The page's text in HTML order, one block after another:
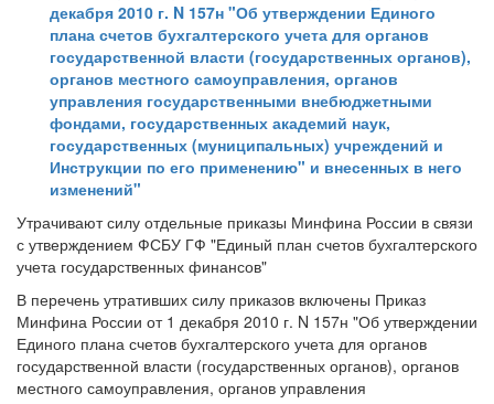
декабря 2010 г. N 157н "Об утверждении Единого
плана счетов бухгалтерского учета для органов
государственной власти (государственных органов),
органов местного самоуправления, органов
управления государственными внебюджетными
фондами, государственных академий наук,
государственных (муниципальных) учреждений и
Инструкции по его применению" и внесенных в него
изменений"
Утрачивают силу отдельные приказы Минфина России в связи
с утверждением ФСБУ ГФ "Единый план счетов бухгалтерского
учета государственных финансов"
В перечень утративших силу приказов включены Приказ
Минфина России от 1 декабря 2010 г. N 157н "Об утверждении
Единого плана счетов бухгалтерского учета для органов
государственной власти (государственных органов), органов
местного самоуправления, органов управления